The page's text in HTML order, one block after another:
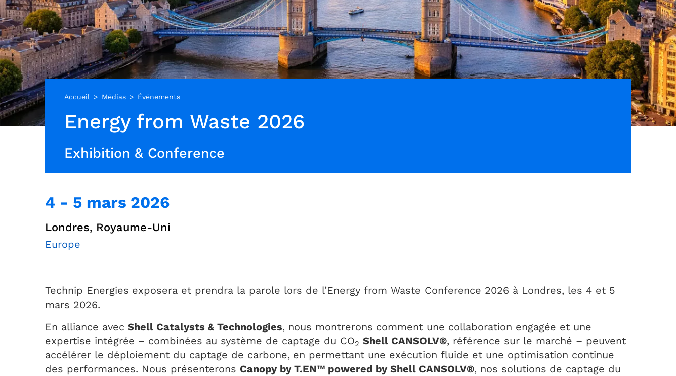
Accueil Médias Événements
Energy from Waste 2026
​​Exhibition & Conference​
4 - 5 mars 2026
Londres, Royaume-Uni
Europe
Technip Energies exposera et prendra la parole lors de l’Energy from Waste Conference 2026 à Londres, les 4 et 5
mars 2026.
En alliance avec Shell Catalysts & Technologies, nous montrerons comment une collaboration engagée et une
expertise intégrée – combinées au système de captage du CO2 Shell CANSOLV®, référence sur le marché – peuvent
accélérer le déploiement du captage de carbone, en permettant une exécution fluide et une optimisation continue
des performances. Nous présenterons Canopy by T.EN™ powered by Shell CANSOLV®, nos solutions de captage du